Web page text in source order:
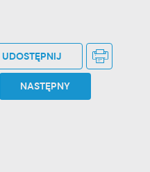
UDOSTĘPNIJ
NASTĘPNY